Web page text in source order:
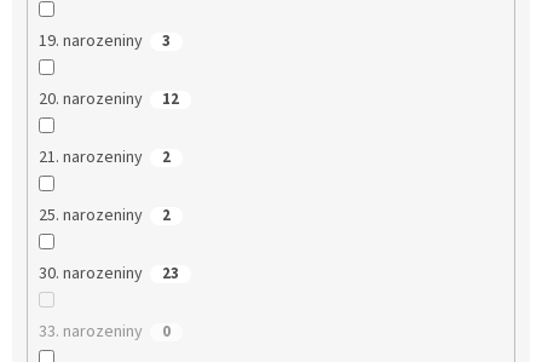
19. narozeniny 3
20. narozeniny 12
21. narozeniny 2
25. narozeniny 2
30. narozeniny 23
33. narozeniny 0